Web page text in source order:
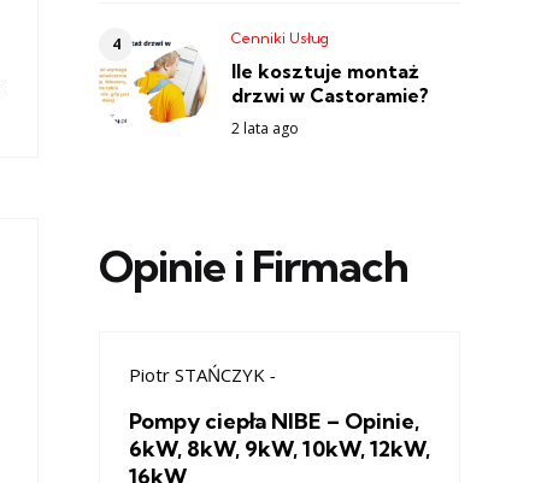
Cenniki Usług
Ile kosztuje montaż
drzwi w Castoramie?
2 lata ago
Opinie i Firmach
Piotr STAŃCZYK -
Pompy ciepła NIBE – Opinie,
6kW, 8kW, 9kW, 10kW, 12kW,
16kW